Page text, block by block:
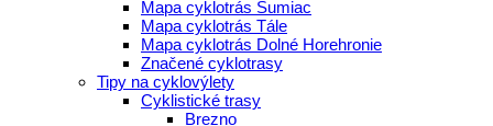
Mapa cyklotrás Šumiac
Mapa cyklotrás Tále
Mapa cyklotrás Dolné Horehronie
Značené cyklotrasy
Tipy na cyklovýlety
Cyklistické trasy
Brezno